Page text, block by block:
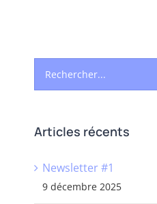
Rechercher:
Articles récents
Newsletter #1
9 décembre 2025